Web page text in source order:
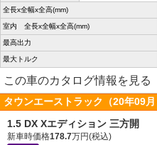
全長x全幅x全高(mm)
室内 全長x全幅x全高(mm)
最高出力
最大トルク
この車のカタログ情報を見る
タウンエーストラック（20年09
1.5 DX Xエディション 三方開
新車時価格178.7万円(税込)